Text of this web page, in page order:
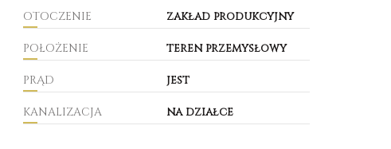
OTOCZENIE zakład produkcyjny
POŁOŻENIE teren przemysłowy
PRĄD jest
KANALIZACJA na działce